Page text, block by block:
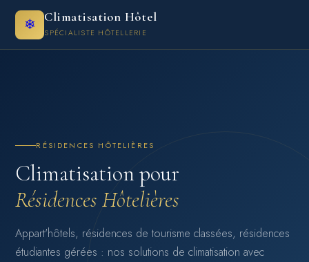
❄ Climatisation Hôtel
SPÉCIALISTE HÔTELLERIE
RÉSIDENCES HÔTELIÈRES
Climatisation pour
Résidences Hôtelières
Appart'hôtels, résidences de tourisme classées, résidences
étudiantes gérées : nos solutions de climatisation avec